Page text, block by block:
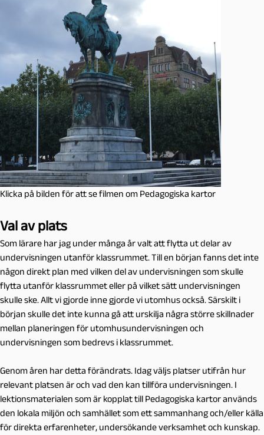
Klicka på bilden för att se filmen om Pedagogiska kartor
Val av plats
Som lärare har jag under många år valt att flytta ut delar av
undervisningen utanför klassrummet. Till en början fanns det inte
någon direkt plan med vilken del av undervisningen som skulle
flytta utanför klassrummet eller på vilket sätt undervisningen
skulle ske. Allt vi gjorde inne gjorde vi utomhus också. Särskilt i
början skulle det inte kunna gå att urskilja några större skillnader
mellan planeringen för utomhusundervisningen och
undervisningen som bedrevs i klassrummet.
Genom åren har detta förändrats. Idag väljs platser utifrån hur
relevant platsen är och vad den kan tillföra undervisningen. I
lektionsmaterialen som är kopplat till Pedagogiska kartor används
den lokala miljön och samhället som ett sammanhang och/eller källa
för direkta erfarenheter, undersökande verksamhet och kunskap.